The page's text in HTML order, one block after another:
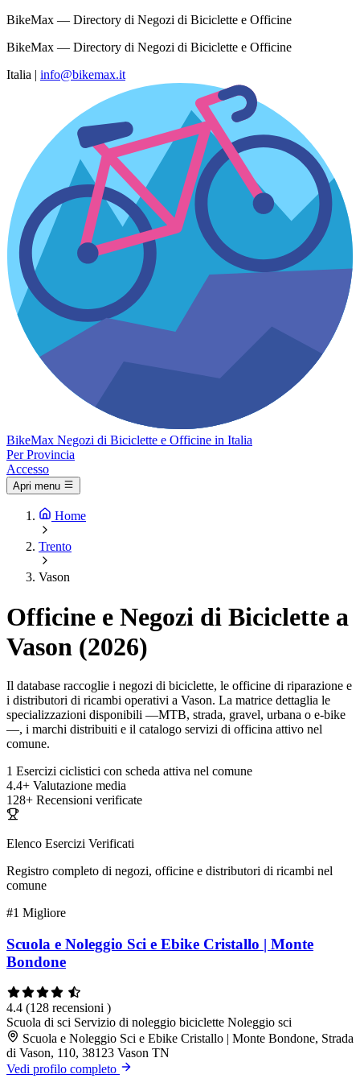
BikeMax — Directory di Negozi di Biciclette e Officine
BikeMax — Directory di Negozi di Biciclette e Officine
Italia | info@bikemax.it
BikeMax Negozi di Biciclette e Officine in Italia
Per Provincia
Accesso
Apri menu
Home
Trento
Vason
Officine e Negozi di Biciclette a
Vason (2026)
Il database raccoglie i negozi di biciclette, le officine di riparazione e
i distributori di ricambi operativi a Vason. La matrice dettaglia le
specializzazioni disponibili —MTB, strada, gravel, urbana o e-bike
—, i marchi distribuiti e il catalogo servizi di officina attivo nel
comune.
1 Esercizi ciclistici con scheda attiva nel comune
4.4+ Valutazione media
128+ Recensioni verificate
Elenco Esercizi Verificati
Registro completo di negozi, officine e distributori di ricambi nel
comune
#1 Migliore
Scuola e Noleggio Sci e Ebike Cristallo | Monte
Bondone
4.4 (128 recensioni )
Scuola di sci Servizio di noleggio biciclette Noleggio sci
Scuola e Noleggio Sci e Ebike Cristallo | Monte Bondone, Strada
di Vason, 110, 38123 Vason TN
Vedi profilo completo